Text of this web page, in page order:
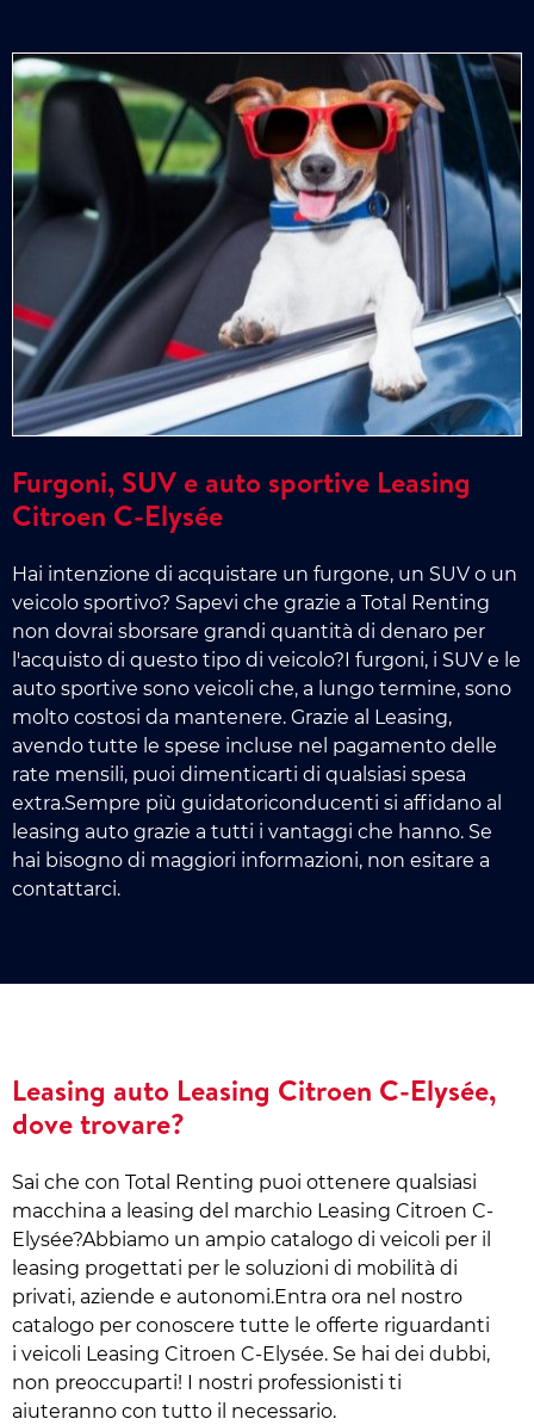
Furgoni, SUV e auto sportive Leasing
Citroen C-Elysée
Hai intenzione di acquistare un furgone, un SUV o un
veicolo sportivo? Sapevi che grazie a Total Renting
non dovrai sborsare grandi quantità di denaro per
l'acquisto di questo tipo di veicolo?I furgoni, i SUV e le
auto sportive sono veicoli che, a lungo termine, sono
molto costosi da mantenere. Grazie al Leasing,
avendo tutte le spese incluse nel pagamento delle
rate mensili, puoi dimenticarti di qualsiasi spesa
extra.Sempre più guidatoriconducenti si affidano al
leasing auto grazie a tutti i vantaggi che hanno. Se
hai bisogno di maggiori informazioni, non esitare a
contattarci.
Leasing auto Leasing Citroen C-Elysée,
dove trovare?
Sai che con Total Renting puoi ottenere qualsiasi
macchina a leasing del marchio Leasing Citroen C-
Elysée?Abbiamo un ampio catalogo di veicoli per il
leasing progettati per le soluzioni di mobilità di
privati, aziende e autonomi.Entra ora nel nostro
catalogo per conoscere tutte le offerte riguardanti
i veicoli Leasing Citroen C-Elysée. Se hai dei dubbi,
non preoccuparti! I nostri professionisti ti
aiuteranno con tutto il necessario.